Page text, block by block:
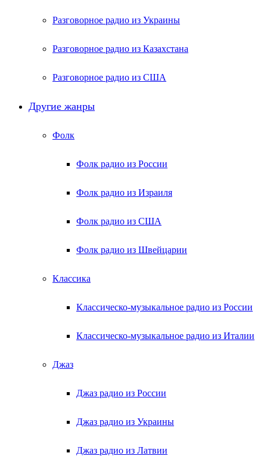
Разговорное радио из Украины
Разговорное радио из Казахстана
Разговорное радио из США
Другие жанры
Фолк
Фолк радио из России
Фолк радио из Израиля
Фолк радио из США
Фолк радио из Швейцарии
Классика
Классическо-музыкальное радио из России
Классическо-музыкальное радио из Италии
Джаз
Джаз радио из России
Джаз радио из Украины
Джаз радио из Латвии